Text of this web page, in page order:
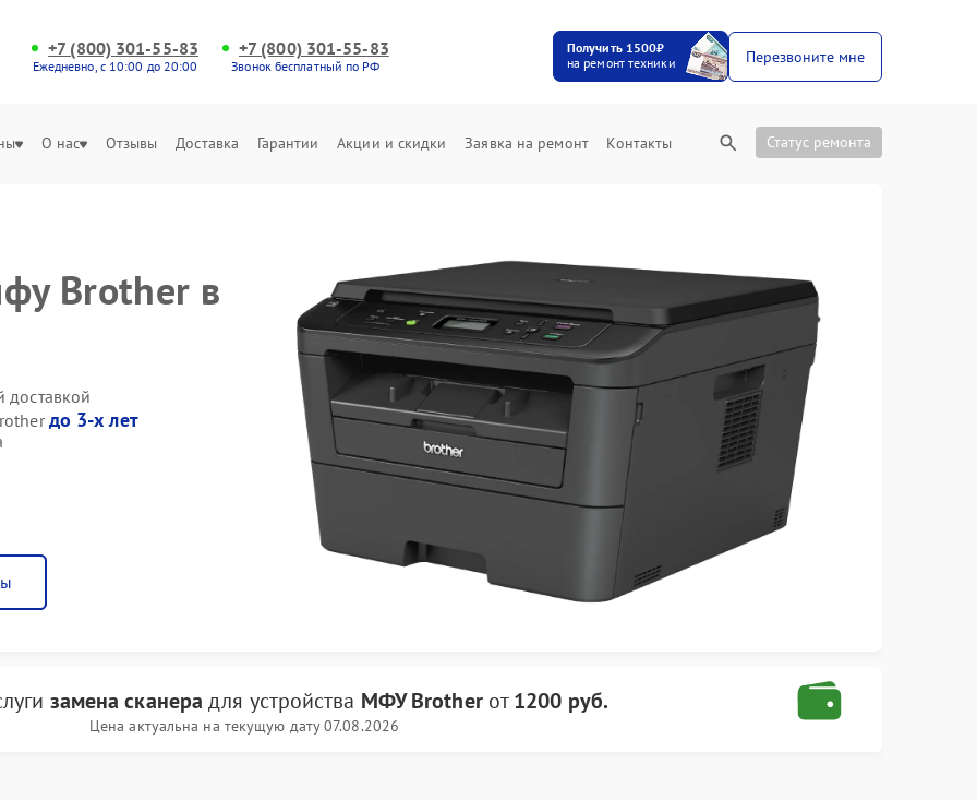
+7 (800) 301-55-83
Ежедневно, с 10:00 до 20:00
+7 (800) 301-55-83
Звонок бесплатный по РФ
Получить 1500₽
на ремонт техники
Перезвоните мне
О нас Отзывы Доставка Гарантии Акции и скидки Заявка на ремонт Контакты Статус ремонта
Brother в
доставкой
до 3-х лет
замена сканера для устройства МФУ Brotherот1200 руб.
Цена актуальна на текущую дату 07.08.2026